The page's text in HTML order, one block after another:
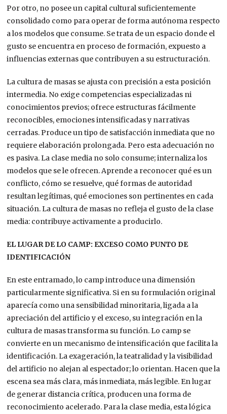
Por otro, no posee un capital cultural suficientemente
consolidado como para operar de forma autónoma respecto
a los modelos que consume. Se trata de un espacio donde el
gusto se encuentra en proceso de formación, expuesto a
influencias externas que contribuyen a su estructuración.
La cultura de masas se ajusta con precisión a esta posición
intermedia. No exige competencias especializadas ni
conocimientos previos; ofrece estructuras fácilmente
reconocibles, emociones intensificadas y narrativas
cerradas. Produce un tipo de satisfacción inmediata que no
requiere elaboración prolongada. Pero esta adecuación no
es pasiva. La clase media no solo consume; internaliza los
modelos que se le ofrecen. Aprende a reconocer qué es un
conflicto, cómo se resuelve, qué formas de autoridad
resultan legítimas, qué emociones son pertinentes en cada
situación. La cultura de masas no refleja el gusto de la clase
media: contribuye activamente a producirlo.
EL LUGAR DE LO CAMP: EXCESO COMO PUNTO DE
IDENTIFICACIÓN
En este entramado, lo camp introduce una dimensión
particularmente significativa. Si en su formulación original
aparecía como una sensibilidad minoritaria, ligada a la
apreciación del artificio y el exceso, su integración en la
cultura de masas transforma su función. Lo camp se
convierte en un mecanismo de intensificación que facilita la
identificación. La exageración, la teatralidad y la visibilidad
del artificio no alejan al espectador; lo orientan. Hacen que la
escena sea más clara, más inmediata, más legible. En lugar
de generar distancia crítica, producen una forma de
reconocimiento acelerado. Para la clase media, esta lógica